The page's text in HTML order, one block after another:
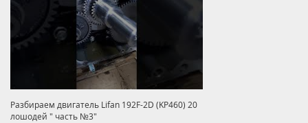
Разбираем двигатель Lifan 192F-2D (KP460) 20
лошодей " часть №3"